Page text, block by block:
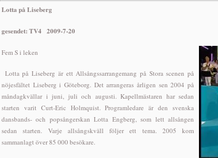
Lotta på Liseberg
gesendet: TV4 2009-7-20
Fem S i leken
Lotta på Liseberg är ett Allsångssarrangemang på Stora scenen på
nöjesfältet Liseberg i Göteborg. Det arrangeras årligen sen 2004 på
måndagkvällar i juni, juli och augusti. Kapellmästaren har sedan
starten varit Curt-Eric Holmquist. Programledare är den svenska
dansbands- och popsångerskan Lotta Engberg, som lett allsången
sedan starten. Varje allsångskväll följer ett tema. 2005 kom
sammanlagt över 85 000 besökare.